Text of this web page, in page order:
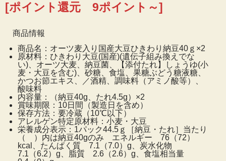
大豆は国産大豆を使用しており、食物繊維もしっかり摂れます。
[ポイント還元 9ポイント～]
商品情報
商品名：オーツ麦入り国産大豆ひきわり納豆40ｇ×2
原材料：ひきわり大豆(国産)(遺伝子組み換えでな
い)、オーツ大麦、納豆菌、【添付たれ】しょうゆ(小
麦・大豆を含む)、砂糖、食塩、果糖ぶどう糖液糖、
かつお節エキス、／酒精、調味料（アミノ酸等）、
酸味料
内容量：（納豆40g、たれ4.5g）×2
賞味期限：10日間（製造日を含め）
保存方法：要冷蔵（10℃以下）
アレルゲン特定原材料：小麦・大豆
栄養成分表示：1パック44.5ｇ［納豆・たれ］当たり
（ ）内は納豆40gのみ エネルギー 76（72）
kcal、たんぱく質 7.1（7.0）g、炭水化物
7.1（6.2）g、脂質 2.6（2.6）g、食塩相当量